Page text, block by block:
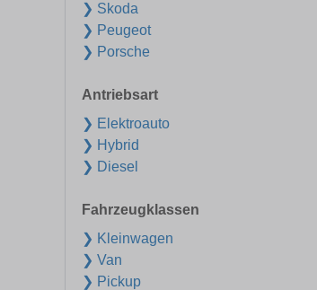
❯ Skoda
❯ Peugeot
❯ Porsche
Antriebsart
❯ Elektroauto
❯ Hybrid
❯ Diesel
Fahrzeugklassen
❯ Kleinwagen
❯ Van
❯ Pickup